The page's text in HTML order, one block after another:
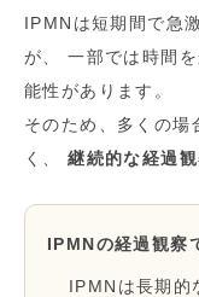
IPMNは短期間で急
が、 一部では時間
能性があります。
そのため、多くの場
く、継続的な経過
IPMNの経過観察
IPMNは長期的